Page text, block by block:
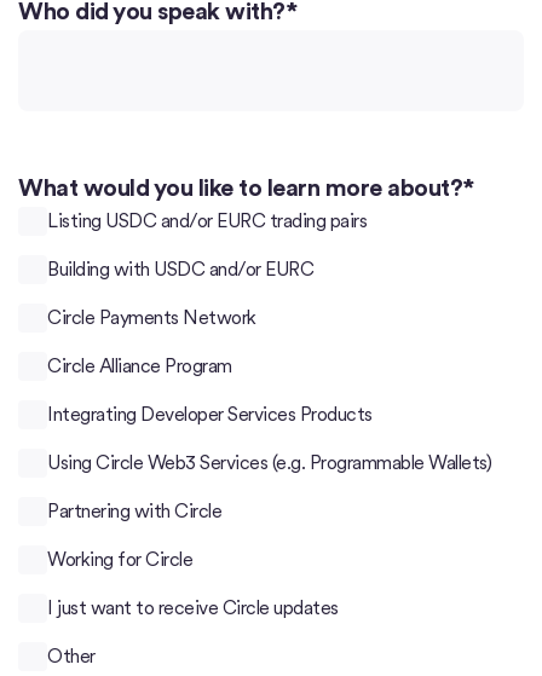
Who did you speak with?*
What would you like to learn more about?*
Listing USDC and/or EURC trading pairs
Building with USDC and/or EURC
Circle Payments Network
Circle Alliance Program
Integrating Developer Services Products
Using Circle Web3 Services (e.g. Programmable Wallets)
Partnering with Circle
Working for Circle
I just want to receive Circle updates
Other